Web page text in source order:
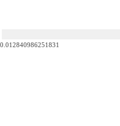
0.012840986251831